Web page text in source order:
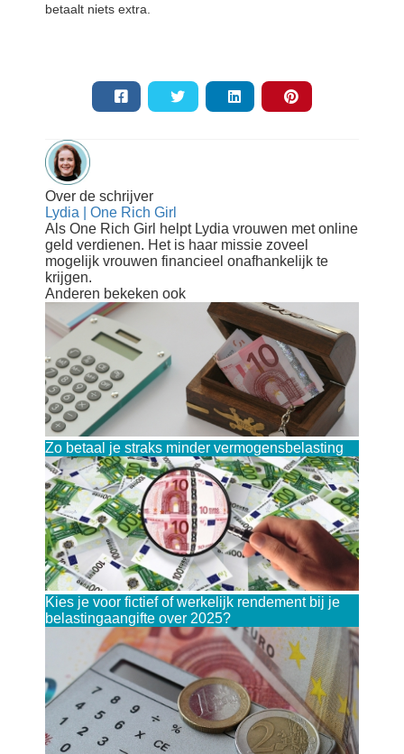
betaalt niets extra.
Over de schrijver
Lydia | One Rich Girl
Als One Rich Girl helpt Lydia vrouwen met online
geld verdienen. Het is haar missie zoveel
mogelijk vrouwen financieel onafhankelijk te
krijgen.
Anderen bekeken ook
Zo betaal je straks minder vermogensbelasting
Kies je voor fictief of werkelijk rendement bij je
belastingaangifte over 2025?